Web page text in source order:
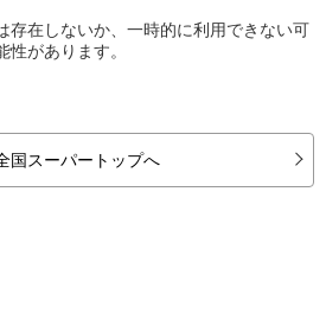
存在しないか、一時的に利用できない可
性があります。
国スーパートップへ